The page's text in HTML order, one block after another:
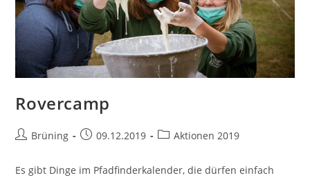
Rovercamp
Beitrags-
Brüning
Beitrag09.12.2019
Beitrags-
Aktionen 2019
Es gibt Dinge im Pfadfinderkalender, die dürfen einfach